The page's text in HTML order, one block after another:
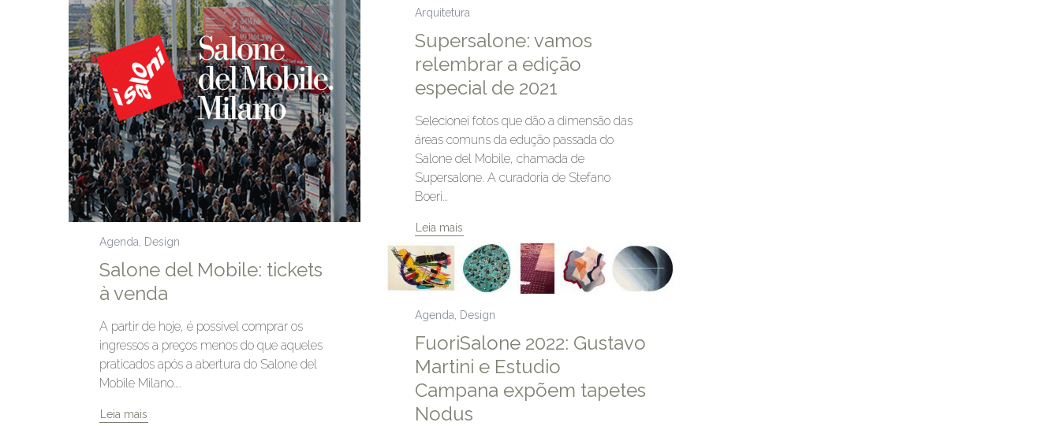
Arquitetura
Supersalone: vamos
relembrar a edição
especial de 2021
Selecionei fotos que dão a dimensão das
áreas comuns da edução passada do
Salone del Mobile, chamada de
Supersalone. A curadoria de Stefano
Boeri…
Leia mais
Agenda
Design
Salone del Mobile: tickets
à venda
A partir de hoje, é possível comprar os
ingressos a preços menos do que aqueles
praticados após a abertura do Salone del
Mobile Milano….
Leia mais
Agenda Design
FuoriSalone 2022: Gustavo
Martini e Estudio
Campana expõem tapetes
Nodus